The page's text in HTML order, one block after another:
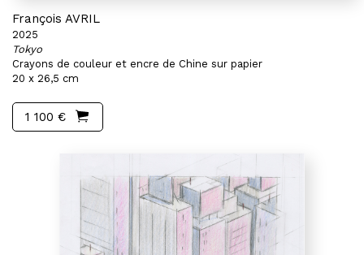
François AVRIL
2025
Tokyo
Crayons de couleur et encre de Chine sur papier
20 x 26,5 cm
1 100 €